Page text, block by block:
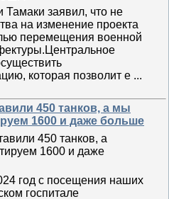
заявил, что не
на изменение проекта
перемещения военной
которая позволит е ...
450 танков, а мы
1600 и даже больше
год с посещения наших
госпитале